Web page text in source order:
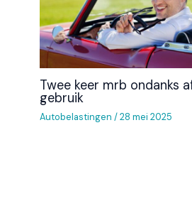
Twee keer mrb ondanks
gebruik
Autobelastingen /28 mei 2025